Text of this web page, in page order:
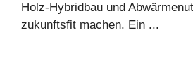
Holz-Hybridbau und
zukunftsfit machen. Ein ...